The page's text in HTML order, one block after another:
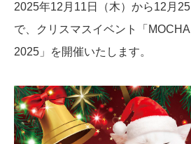
2025年12月11日（木）から12月
で、クリスマスイベント「
2025」を開催いたします。